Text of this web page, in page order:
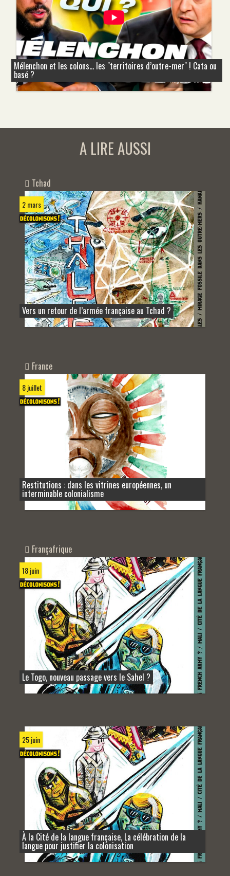
Mélenchon et les colons... les "territoires d’outre-mer" ! Cata ou
basé ?
A LIRE AUSSI
Tchad
2 mars
Vers un retour de l’armée française au Tchad ?
France
8 juillet
Restitutions : dans les vitrines européennes, un
interminable colonialisme
Françafrique
18 juin
Le Togo, nouveau passage vers le Sahel ?
25 juin
À la Cité de la langue française, La célébration de la
langue pour justifier la colonisation